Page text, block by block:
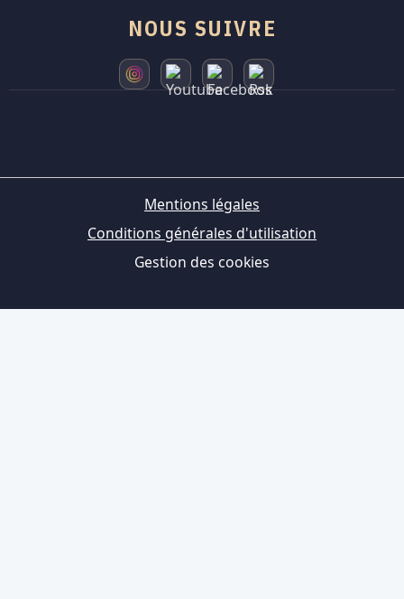
NOUS SUIVRE
Mentions légales
Conditions générales d'utilisation
Gestion des cookies